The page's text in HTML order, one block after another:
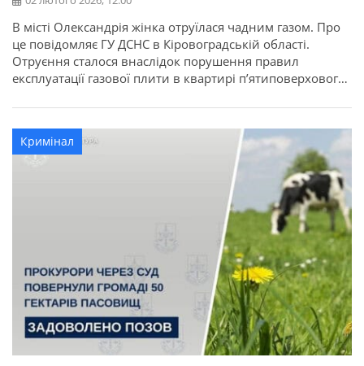
В місті Олександрія жінка отруїлася чадним газом. Про
це повідомляє ГУ ДСНС в Кіровоградській області.
Отруєння сталося внаслідок порушення правил
експлуатації газової плити в квартирі п’ятиповерхового
нагріваючи на газовій плиті металевий таз.
Постраждала від госпіталізації відмовилася. Шановні
громадяни! Використання побутового газового
обладнання не за призначенням є вкрай небезпечним.
Кримінал